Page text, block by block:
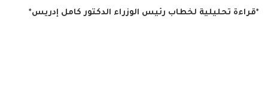
*قراءة تحليلية لخطاب رئيس الوزراء الدكتور كامل إدريس*